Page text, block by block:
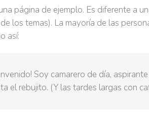
página de ejemplo. Es diferente a
los temas). La mayoría de las
así:
Soy camarero de día,
el rebujito. (Y las tardes largas con